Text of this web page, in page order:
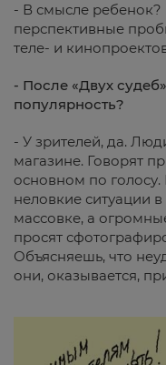
- В смысле
перспективные
теле- и
- После «Двух
популярность?
- У зрителей, да.
магазине. Говорят
основном по
неловкие ситуации
массовке, а
просят
Объясняешь, что
они, оказывается,